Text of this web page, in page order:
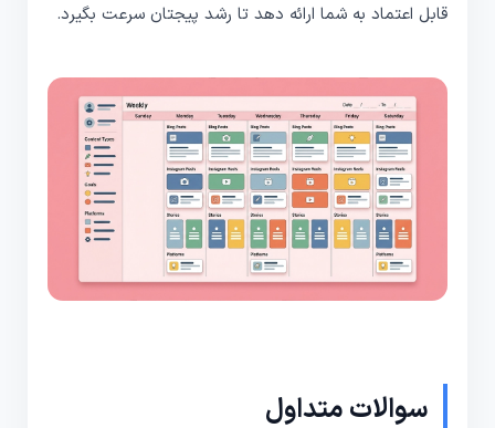
قابل اعتماد به شما ارائه دهد تا رشد پیجتان سرعت بگیرد.
سوالات متداول